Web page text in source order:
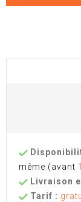
même (avant
Livraison
Tarif :